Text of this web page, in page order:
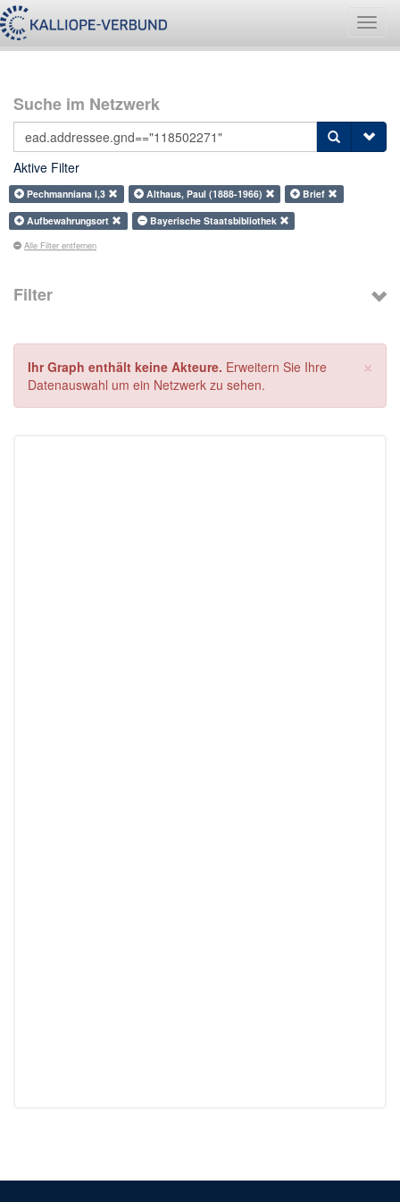
Suche im Netzwerk
Aktive Filter
Pechmanniana I,3 Althaus, Paul (1888-1966)
Brief
Aufbewahrungsort
Bayerische Staatsbibliothek
Alle Filter entfernen
Filter
×
Ihr Graph enthält keine Akteure. Erweitern Sie Ihre
Datenauswahl um ein Netzwerk zu sehen.